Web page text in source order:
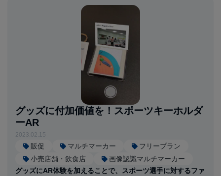
グッズに付加価値を！スポーツキーホルダ
ーAR
2023.02.15
販促 マルチマーカー
フリープラン
小売店舗・飲食店
画像認識マルチマーカー
グッズにAR体験を加えることで、スポーツ選手に対するファ